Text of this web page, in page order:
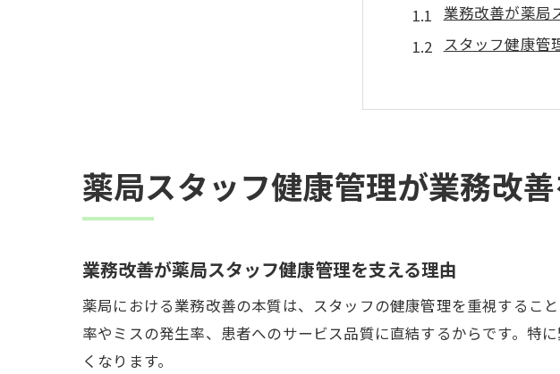
業務改善が薬局
スタッフ健康管
健康管理重視
業務改善による
健康サポートによる
業務改善で健康
スタッフ健康管
健康サポート
業務改善と健康
薬局スタッフ健康管理が業務改
業務改善が薬局スタッフ健康管理を支える理由
薬局における業務改善の本質は、スタッフの健康管理を重視するこ
率やミスの発生率、患者へのサービス品質に直結するからです。特
くなります。